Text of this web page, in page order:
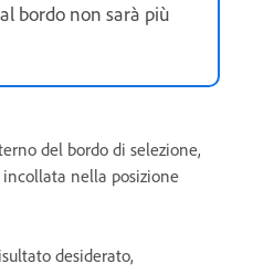
bordo non sarà più
del bordo di selezione,
nella posizione
desiderato,